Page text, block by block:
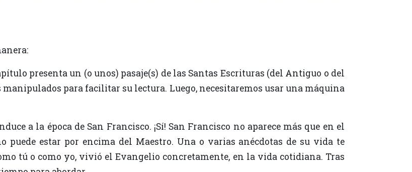
manipulados para facilitar su lectura. Luego, necesitaremos usar una máquina
puede estar por encima del Maestro. Una o varias anécdotas de su vida te
tú o como yo, vivió el Evangelio concretamente, en la vida cotidiana. Tras